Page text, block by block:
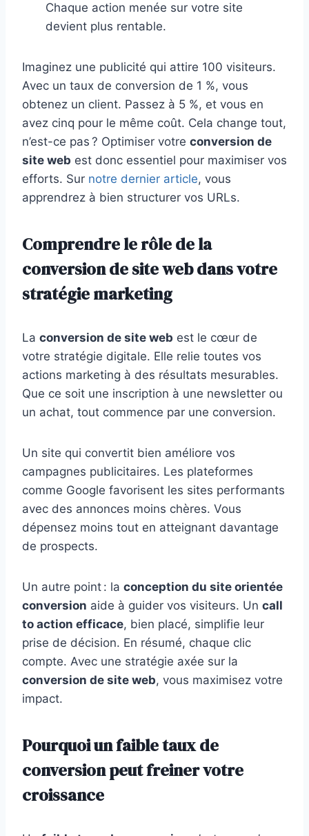
Chaque action menée sur votre site
devient plus rentable.
Imaginez une publicité qui attire 100 visiteurs.
Avec un taux de conversion de 1 %, vous
obtenez un client. Passez à 5 %, et vous en
avez cinq pour le même coût. Cela change tout,
n’est-ce pas ? Optimiser votre conversion de
site web est donc essentiel pour maximiser vos
efforts. Sur notre dernier article, vous
apprendrez à bien structurer vos URLs.
Comprendre le rôle de la
conversion de site web dans votre
stratégie marketing
La conversion de site web est le cœur de
votre stratégie digitale. Elle relie toutes vos
actions marketing à des résultats mesurables.
Que ce soit une inscription à une newsletter ou
un achat, tout commence par une conversion.
Un site qui convertit bien améliore vos
campagnes publicitaires. Les plateformes
comme Google favorisent les sites performants
avec des annonces moins chères. Vous
dépensez moins tout en atteignant davantage
de prospects.
Un autre point : la conception du site orientée
conversion aide à guider vos visiteurs. Un call
to action efficace, bien placé, simplifie leur
prise de décision. En résumé, chaque clic
compte. Avec une stratégie axée sur la
conversion de site web, vous maximisez votre
impact.
Pourquoi un faible taux de
conversion peut freiner votre
croissance